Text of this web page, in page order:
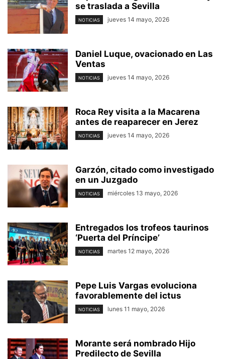
se traslada a Sevilla
NOTICIAS jueves 14 mayo, 2026
Daniel Luque, ovacionado en Las
Ventas
NOTICIAS jueves 14 mayo, 2026
Roca Rey visita a la Macarena
antes de reaparecer en Jerez
NOTICIAS jueves 14 mayo, 2026
Garzón, citado como investigado
en un Juzgado
NOTICIAS miércoles 13 mayo, 2026
Entregados los trofeos taurinos
‘Puerta del Príncipe’
NOTICIAS martes 12 mayo, 2026
Pepe Luis Vargas evoluciona
favorablemente del ictus
NOTICIAS lunes 11 mayo, 2026
Morante será nombrado Hijo
Predilecto de Sevilla